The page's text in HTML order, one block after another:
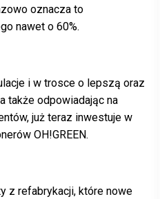
oznacza to
nawet o 60%.
i w trosce o lepszą oraz
także odpowiadając na
już teraz inwestuje w
OH!GREEN.
z refabrykacji, które nowe